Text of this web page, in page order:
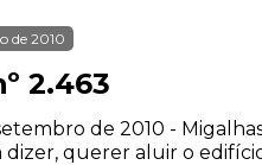
de 2010
2.463
de 2010 -
dizer, querer aluir o